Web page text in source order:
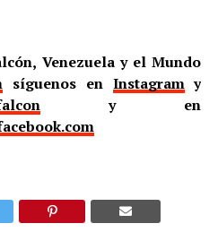
Venezuela y el Mundo
síguenos en Instagramy
y en